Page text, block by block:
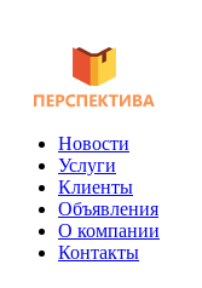
Новости
Услуги
Клиенты
Объявления
О компании
Контакты